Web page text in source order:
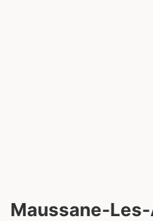
Maussane-